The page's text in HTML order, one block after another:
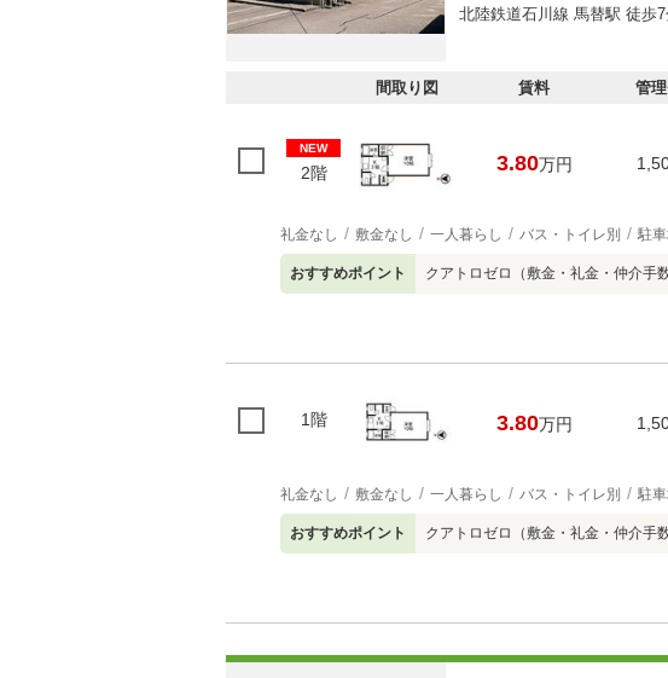
北陸鉄道石川線 馬替駅 徒歩7
間取り図 賃料 管
NEW
2階 3.80万円
礼金なし 敷金なし 一人暮らし バス・トイレ別 駐
おすすめポイント クアトロゼロ（敷金・礼金・仲介手
1階 3.80万円
礼金なし 敷金なし 一人暮らし バス・トイレ別 駐
おすすめポイント クアトロゼロ（敷金・礼金・仲介手